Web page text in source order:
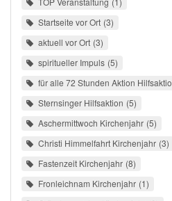
Startseite vor Ort 3
aktuell vor Ort 3
spiritueller Impuls 5
für alle 72 Stunden Aktion
Sternsinger Hilfsaktion 5
Aschermittwoch Kirchenjahr 5
Christi Himmelfahrt Kirchenjahr 3
Fastenzeit Kirchenjahr 8
Fronleichnam Kirchenjahr 1